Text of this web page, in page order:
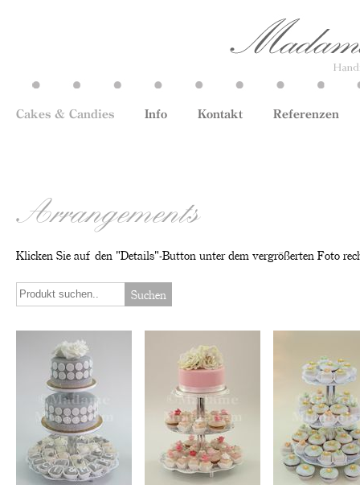
Cakes & Candies Info Kontakt Referenzen
Arrangements
Klicken Sie auf den "Details"-Button unter dem vergrößerten Foto
Suchen